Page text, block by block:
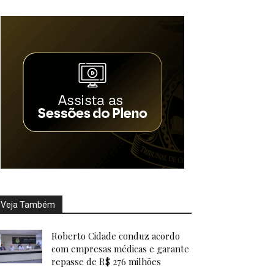
Veja Também
Roberto Cidade conduz acordo
com empresas médicas e garante
repasse de R$ 276 milhões